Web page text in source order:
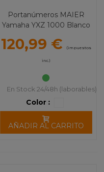
Portanúmeros MAIER
Yamaha YXZ 1000 Blanco
120,99 € (impuestos
inc.)
En Stock 24/48h (laborables)
Color :
AÑADIR AL CARRITO